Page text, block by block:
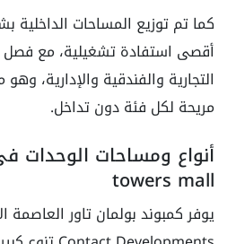
كما تم توزيع المساحات
أقصى استفادة تشغيلية، مع فصل
التجارية والفندقية والإدارية،
مريحة لكل فئة دون تداخل.
towers mall
يوفر كمبوند بولمان تاور العاصمة